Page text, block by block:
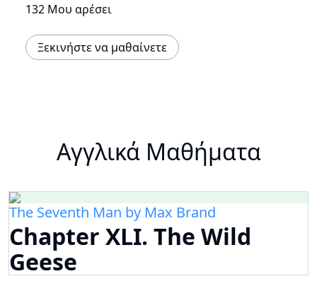
132 Μου αρέσει
Ξεκινήστε να μαθαίνετε
Αγγλικά Μαθήματα
The Seventh Man by Max Brand
Chapter XLI. The Wild
Geese